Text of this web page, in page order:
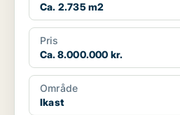
Ca. 2.735 m2
Pris
Ca. 8.000.000 kr.
Område
Ikast